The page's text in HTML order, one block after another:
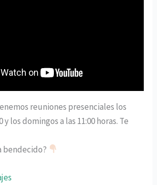
reuniones presenciales los
y los domingos a las 11:00 horas. Te
bendecido?